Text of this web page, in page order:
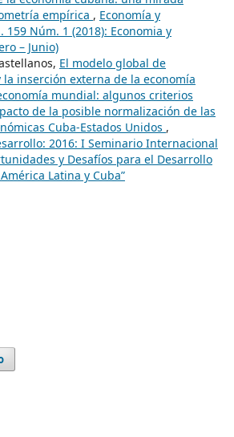
empírica , Economía y
159 Núm. 1 (2018): Economia y
– Junio)
El modelo global de
inserción externa de la economía
mundial: algunos criterios
de la posible normalización de las
Cuba-Estados Unidos ,
2016: I Seminario Internacional
y Desafíos para el Desarrollo
Latina y Cuba”